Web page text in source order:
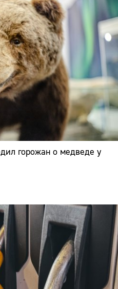
горожан о медведе у